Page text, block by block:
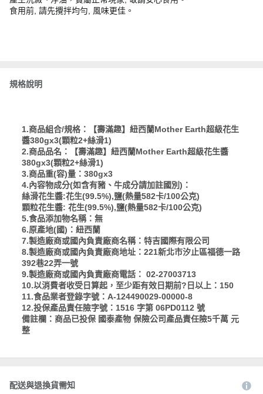
食用前, 請先攪拌均勻, 風味更佳。
規格說明
1.商品組合/規格：【壽滿趣】紐西蘭Mother Earth超級花生
醬380gx3(顆粒2+絲滑1)
2.商品品名：【壽滿趣】紐西蘭Mother Earth超級花生醬
380gx3(顆粒2+絲滑1)
3.商品重(容)量：380gx3
4.內容物成分(如含有豬、牛成分請加註國別)：
絲滑花生醬:花生(99.5%),鹽(熱量582卡/100公克)
顆粒花生醬: 花生(99.5%),鹽(熱量582卡/100公克)
5.食品添加物名稱：無
6.原產地(國)：紐西蘭
7.製造廠商或國內負責廠商名稱：特吉國際有限公司
8.製造廠商或國內負責廠商地址：221新北市汐止區福德一路
392巷22弄一號
9.製造廠商或國內負責廠商電話： 02-27003713
10.以消費者收受日算起，至少距有效日期前?日以上：150
11.食品業者登錄字號：A-124490029-00000-8
12.投保產品責任險字號：1516 字第 06PD0112 號
備註欄：商品已投保 國泰產物 保險公司產品責任險5千萬 元
整
配送與退換貨需知